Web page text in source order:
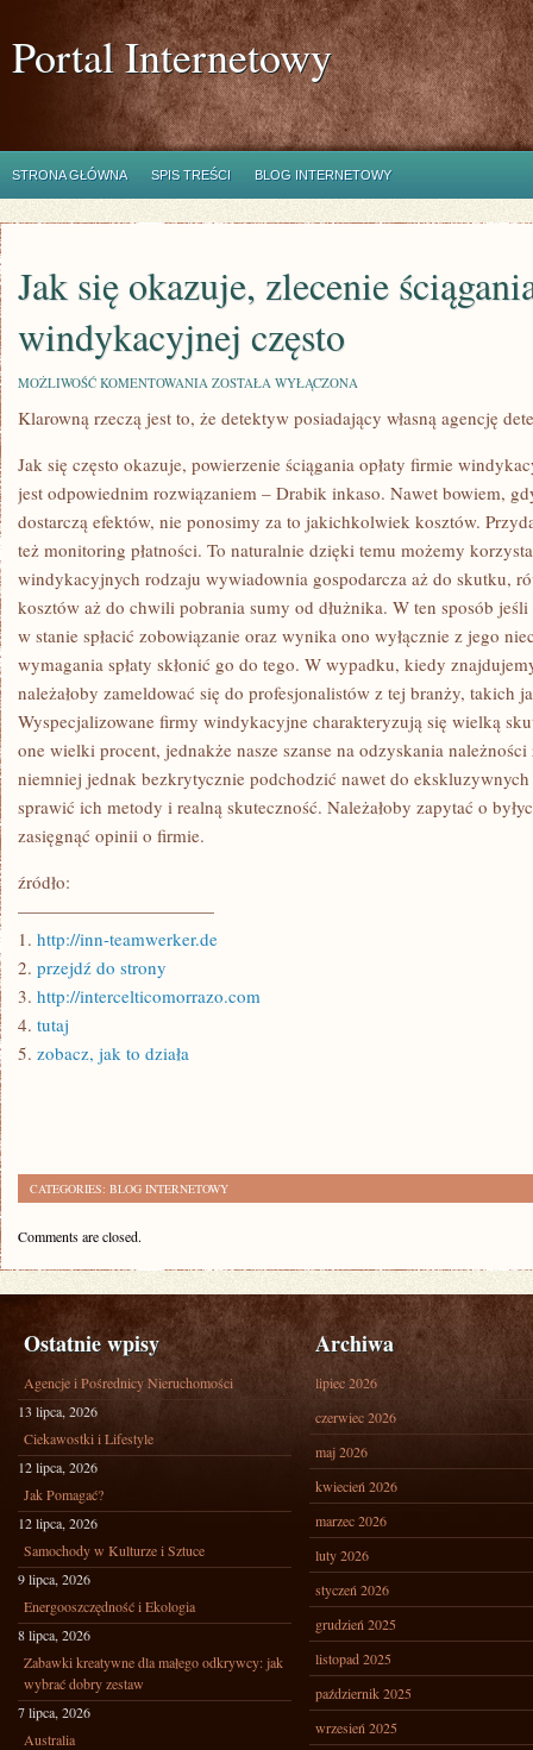
Portal Internetowy
STRONA GŁÓWNA SPIS TREŚCI BLOG INTERNETOWY
Jak się okazuje, zlecenie
windykacyjnej często
MOŻLIWOŚĆ KOMENTOWANIA JAK
OKAZUJE,
ZLECENIE
OPŁATY
FIRMIE
CZĘSTO
ZOSTAŁA WYŁĄCZONA
Klarowną rzeczą jest to, że detektyw posiadający własną agencję
Jak się często okazuje, powierzenie ściągania opłaty firmie
jest odpowiednim rozwiązaniem – Drabik inkaso. Nawet bowiem,
dostarczą efektów, nie ponosimy za to jakichkolwiek kosztów.
też monitoring płatności. To naturalnie dzięki temu możemy
windykacyjnych rodzaju wywiadownia gospodarcza aż do skutku,
kosztów aż do chwili pobrania sumy od dłużnika. W ten sposób
w stanie spłacić zobowiązanie oraz wynika ono wyłącznie z jego
wymagania spłaty skłonić go do tego. W wypadku, kiedy
należałoby zameldować się do profesjonalistów z tej branży, takich
Wyspecjalizowane firmy windykacyjne charakteryzują się wielką
one wielki procent, jednakże nasze szanse na odzyskania
niemniej jednak bezkrytycznie podchodzić nawet do
sprawić ich metody i realną skuteczność. Należałoby zapytać o
zasięgnąć opinii o firmie.
źródło:
———————————
1. http://inn-teamwerker.de
2. przejdź do strony
3. http://intercelticomorrazo.com
4. tutaj
5. zobacz, jak to działa
CATEGORIES: BLOG INTERNETOWY
Comments are closed.
Ostatnie wpisy
Agencje i Pośrednicy Nieruchomości
13 lipca, 2026
Ciekawostki i Lifestyle
12 lipca, 2026
Jak Pomagać?
12 lipca, 2026
Samochody w Kulturze i Sztuce
9 lipca, 2026
Energooszczędność i Ekologia
8 lipca, 2026
Zabawki kreatywne dla małego odkrywcy: jak
wybrać dobry zestaw
7 lipca, 2026
Australia
Archiwa
lipiec 2026
czerwiec 2026
maj 2026
kwiecień 2026
marzec 2026
luty 2026
styczeń 2026
grudzień 2025
listopad 2025
październik 2025
wrzesień 2025